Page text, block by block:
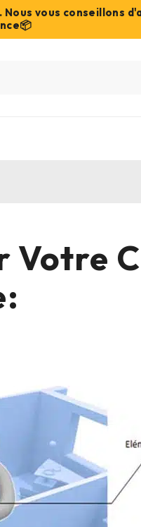
vous conseillons
Votre